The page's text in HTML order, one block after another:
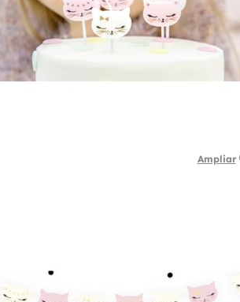
Ampliar